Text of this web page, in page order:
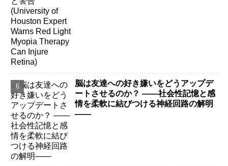
脳は友達への好き嫌いをどうアップデ
ートさせるのか？ ――社会性記憶と感
情を柔軟に結びつける神経回路の解明
――